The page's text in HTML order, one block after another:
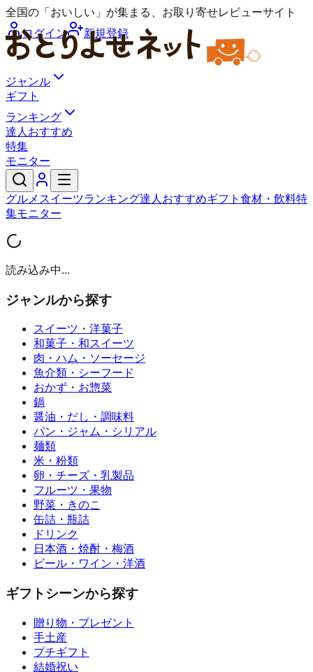
全国の「おいしい」が集まる、お取り寄せレビューサイト
ログイン
新規登録
ジャンル
ギフト
ランキング
達人おすすめ
特集
モニター
グルメ スイーツランキング達人おすすめギフト 食材・飲料特
集モニター
読み込み中...
ジャンルから探す
スイーツ・洋菓子
和菓子・和スイーツ
肉・ハム・ソーセージ
魚介類・シーフード
おかず・お惣菜
鍋
醤油・だし・調味料
パン・ジャム・シリアル
麺類
米・粉類
卵・チーズ・乳製品
フルーツ・果物
野菜・きのこ
缶詰・瓶詰
ドリンク
日本酒・焼酎・梅酒
ビール・ワイン・洋酒
ギフトシーンから探す
贈り物・プレゼント
手土産
プチギフト
結婚祝い